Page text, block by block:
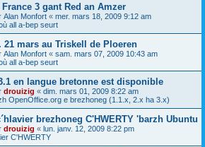
3 gant Red an Amzer
Alan Monfort « mer. mars 18, 2009 9:12 am
all a-bep seurt
21 mars au Triskell de Ploeren
Alan Monfort « sam. mars 07, 2009 10:43 am
all a-bep seurt
en langue bretonne est disponible
drouizig « dim. mars 01, 2009 8:22 am
OpenOffice.org e brezhoneg (1.1.x, 2.x ha 3.x)
brezhoneg C'HWERTY 'barzh Ubuntu
drouizig « lun. janv. 12, 2009 8:22 pm
C'HWERTY